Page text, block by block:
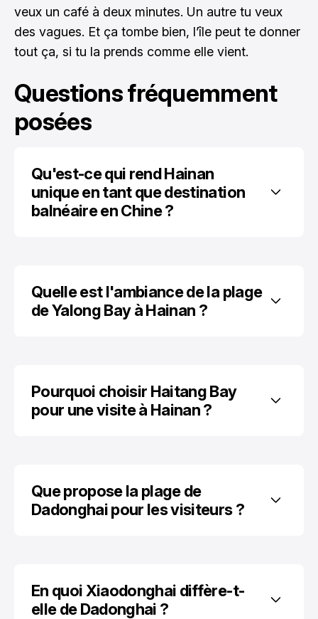
veux un café à deux minutes. Un autre tu veux
des vagues. Et ça tombe bien, l’île peut te donner
tout ça, si tu la prends comme elle vient.
Questions fréquemment
posées
Qu'est-ce qui rend Hainan
unique en tant que destination
balnéaire en Chine ?
Quelle est l'ambiance de la plage
de Yalong Bay à Hainan ?
Pourquoi choisir Haitang Bay
pour une visite à Hainan ?
Que propose la plage de
Dadonghai pour les visiteurs ?
En quoi Xiaodonghai diffère-t-
elle de Dadonghai ?